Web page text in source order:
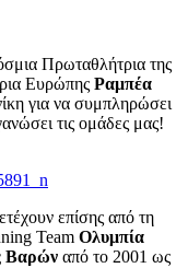
Πρωταθλήτρια της
Ευρώπης Ραμπέα
για να συμπληρώσει
τις ομάδες μας!
επίσης από τη
Team Ολυμπία
Βαρών από το 2001 ως